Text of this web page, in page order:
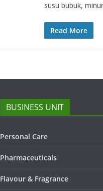
susu bubuk,
Read More
BUSINESS UNIT
Personal Care
Pharmaceuticals
Flavour & Fragrance